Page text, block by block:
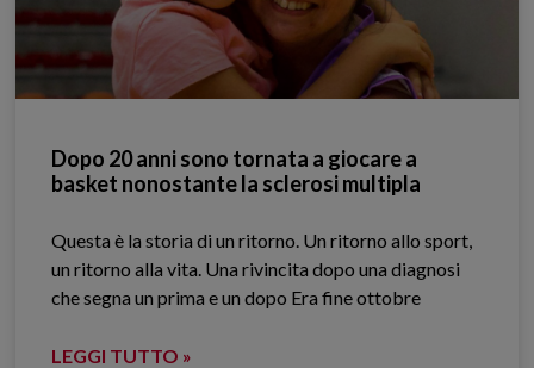
Dopo 20 anni sono tornata a giocare a
basket nonostante la sclerosi multipla
Questa è la storia di un ritorno. Un ritorno allo sport,
un ritorno alla vita. Una rivincita dopo una diagnosi
che segna un prima e un dopo Era fine ottobre
LEGGI TUTTO »